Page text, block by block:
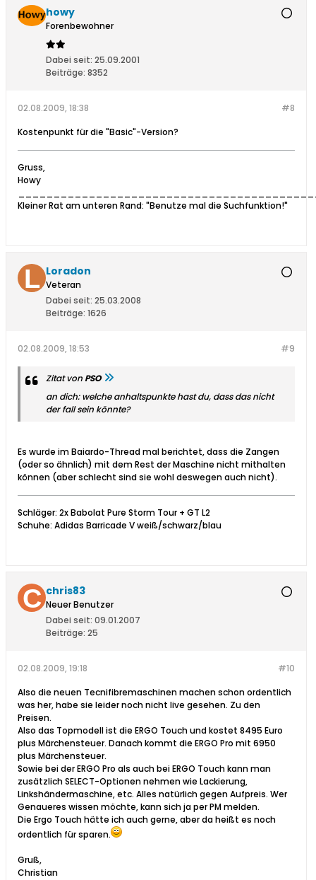
howy
Forenbewohner
Dabei seit: 25.09.2001
Beiträge: 8352
#8
02.08.2009, 18:38
Kostenpunkt für die "Basic"-Version?
Gruss,
Howy
Kleiner Rat am unteren Rand: "Benutze mal die Suchfunktion!"
Loradon
Veteran
Dabei seit: 25.03.2008
Beiträge: 1626
#9
02.08.2009, 18:53
Zitat vonPSO
an dich: welche anhaltspunkte hast du, dass das nicht
der fall sein könnte?
Es wurde im Baiardo-Thread mal berichtet, dass die Zangen
(oder so ähnlich) mit dem Rest der Maschine nicht mithalten
können (aber schlecht sind sie wohl deswegen auch nicht).
Schläger: 2x Babolat Pure Storm Tour + GT L2
Schuhe: Adidas Barricade V weiß/schwarz/blau
chris83
Neuer Benutzer
Dabei seit: 09.01.2007
Beiträge: 25
#10
02.08.2009, 19:18
Also die neuen Tecnifibremaschinen machen schon ordentlich
was her, habe sie leider noch nicht live gesehen. Zu den
Preisen.
Also das Topmodell ist die ERGO Touch und kostet 8495 Euro
plus Märchensteuer. Danach kommt die ERGO Pro mit 6950
plus Märchensteuer.
Sowie bei der ERGO Pro als auch bei ERGO Touch kann man
zusätzlich SELECT-Optionen nehmen wie Lackierung,
Linkshändermaschine, etc. Alles natürlich gegen Aufpreis. Wer
Genaueres wissen möchte, kann sich ja per PM melden.
Die Ergo Touch hätte ich auch gerne, aber da heißt es noch
ordentlich für sparen.
Gruß,
Christian